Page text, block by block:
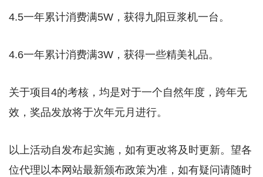
4.5一年累计消费满5W，获得九阳豆浆机一台。
4.6一年累计消费满3W，获得一些精美礼品。
关于项目4的考核，均是对于一个自然年度，跨年无
效，奖品发放将于次年元月进行。
以上活动自发布起实施，如有更改将及时更新。望各
位代理以本网站最新颁布政策为准，如有疑问请随时